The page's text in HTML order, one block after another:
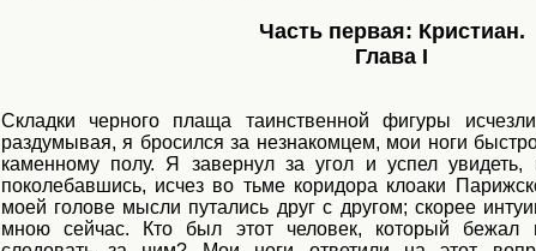
Часть первая: Кристиан.
Глава I
Складки черного плаща таинственной фигуры
раздумывая, я бросился за незнакомцем, мои ноги
каменному полу. Я завернул за угол и успел увидеть,
поколебавшись, исчез во тьме коридора клоаки
моей голове мысли путались друг с другом; скорее
мною сейчас. Кто был этот человек, который